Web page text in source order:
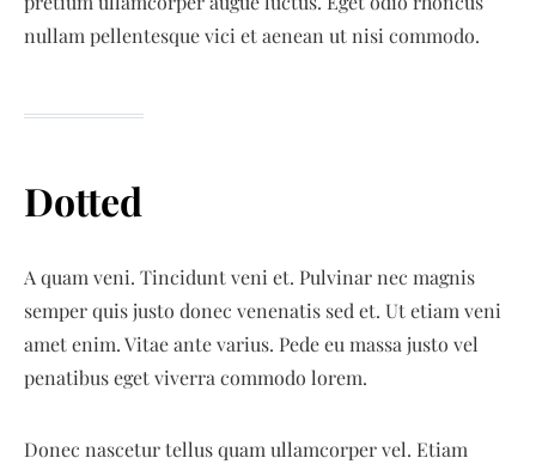
nullam pellentesque vici et aenean ut nisi commodo.
Dotted
A quam veni. Tincidunt veni et. Pulvinar nec magnis
semper quis justo donec venenatis sed et. Ut etiam veni
amet enim. Vitae ante varius. Pede eu massa justo vel
penatibus eget viverra commodo lorem.
Donec nascetur tellus quam ullamcorper vel. Etiam